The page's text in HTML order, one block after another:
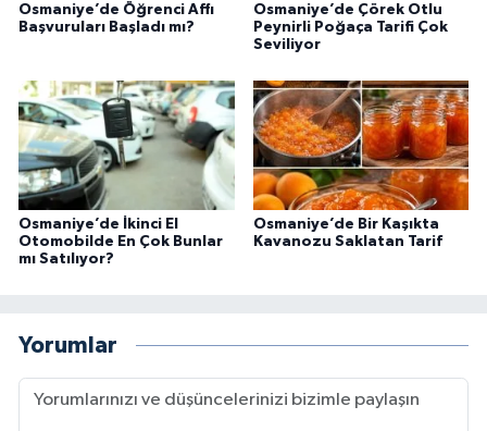
Osmaniye’de Öğrenci Affı
Başvuruları Başladı mı?
Osmaniye’de Çörek Otlu
Peynirli Poğaça Tarifi Çok
Seviliyor
Osmaniye’de İkinci El
Otomobilde En Çok Bunlar
mı Satılıyor?
Osmaniye’de Bir Kaşıkta
Kavanozu Saklatan Tarif
Yorumlar